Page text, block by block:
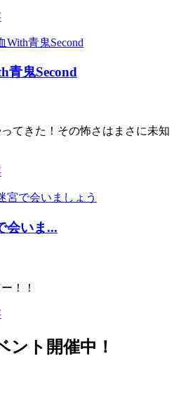
青鬼Second
てきた！その怖さはまさに未知
会いま...
！！
ント開催中！